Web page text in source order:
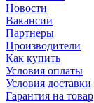
Новости
Вакансии
Партнеры
Производители
Как купить
Условия оплаты
Условия доставки
Гарантия на товар